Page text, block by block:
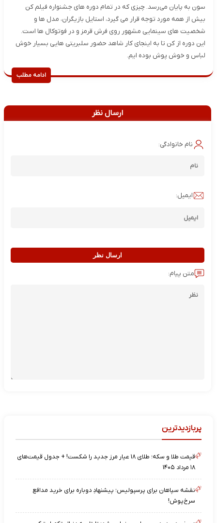
سون به پایان می‌رسد. چیزی که در تمام دوره های جشنواره فیلم کن
بیش از همه مورد توجه قرار می گیرد، استایل بازیگران، مدل ها و
شخصیت های سینمایی مشهور روی فرش قرمز و در فوتوکال ها است.
این دوره از کن تا به اینجای کار شاهد حضور سلبریتی هایی بسیار خوش
لباس و خوش پوش بوده ایم.
ادامه مطلب
ارسال نظر
نام خانوادگی:
ایمیل:
ارسال نظر
متن پیام:
پربازدیدترین
قیمت طلا و سکه؛ طلای ۱۸ عیار مرز جدید را شکست! + جدول قیمت‌های
۱۸ مرداد ۱۴۰۵
نقشه‌ سپاهان برای پرسپولیس؛ پیشنهادِ دوباره برای خرید مدافع
سرخ‌پوش!